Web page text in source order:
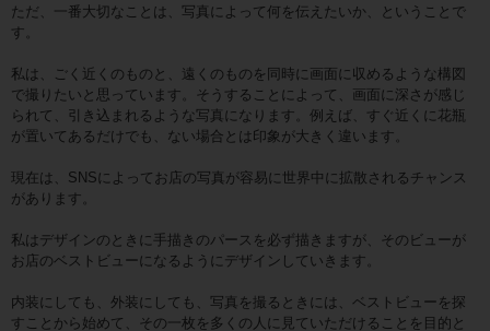
ただ、一番大切なことは、写真によって何を伝えたいか、ということで
す。
私は、ごく近くのものと、遠くのものを同時に画面に収めるような構図
で撮りたいと思っています。そうすることによって、画面に深さが感じ
られて、引き込まれるような写真になります。例えば、すぐ近くに花瓶
が置いてあるだけでも、ない場合とは印象が大きく違います。
現在は、SNSによってお店の写真が容易に世界中に拡散されるチャンス
があります。
私はデザインのときに手描きのパースを必ず描きますが、そのビューが
お店のベストビューになるようにデザインしていきます。
内装にしても、外装にしても、写真を撮るときには、ベストビューを探
すことから始めて、その一枚を多くの人に見ていただけることを目的と